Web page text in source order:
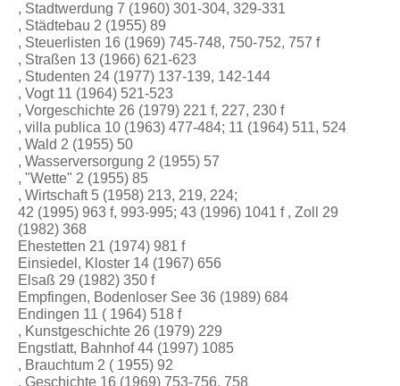
, Stadtwerdung 7 (1960) 301-304, 329-331
, Städtebau 2 (1955) 89
, Steuerlisten 16 (1969) 745-748, 750-752, 757 f
, Straßen 13 (1966) 621-623
, Studenten 24 (1977) 137-139, 142-144
, Vogt 11 (1964) 521-523
, Vorgeschichte 26 (1979) 221 f, 227, 230 f
, villa publica 10 (1963) 477-484; 11 (1964) 511, 524
, Wald 2 (1955) 50
, Wasserversorgung 2 (1955) 57
, "Wette" 2 (1955) 85
, Wirtschaft 5 (1958) 213, 219, 224;
42 (1995) 963 f, 993-995; 43 (1996) 1041 f , Zoll 29
(1982) 368
Ehestetten 21 (1974) 981 f
Einsiedel, Kloster 14 (1967) 656
Elsaß 29 (1982) 350 f
Empfingen, Bodenloser See 36 (1989) 684
Endingen 11 ( 1964) 518 f
, Kunstgeschichte 26 (1979) 229
Engstlatt, Bahnhof 44 (1997) 1085
, Brauchtum 2 ( 1955) 92
, Geschichte 16 (1969) 753-756, 758